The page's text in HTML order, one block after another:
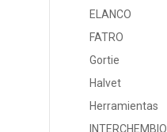
ELANCO
FATRO
Gortie
Halvet
Herramientas
INTERCHEMBIO